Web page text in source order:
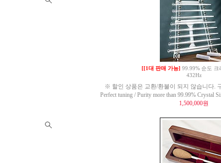
[[1대 판매 가능] 99.99% 순도 크
432Hz
※ 할인 상품은 교환/환불이 되지 않습니다.
Perfect tuning / Purity more than 99.99% Crystal
1,500,000원